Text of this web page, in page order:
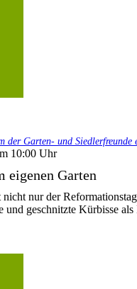
der Garten- und Siedlerfreunde
10:00 Uhr
eigenen Garten
nur der
und geschnitzte Kürbisse